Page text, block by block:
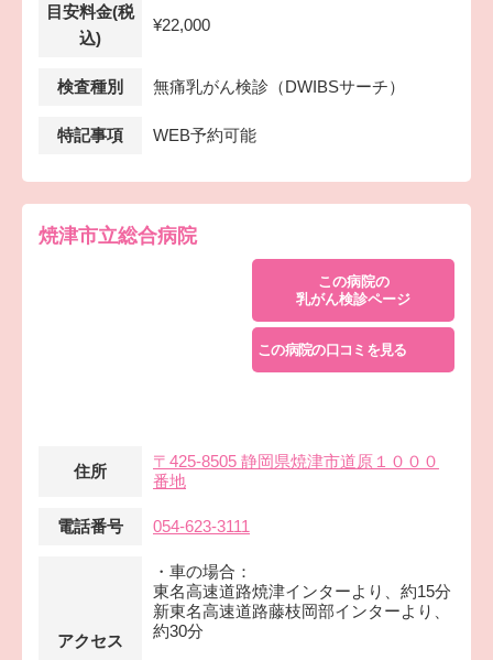
目安料金(税
込)
¥22,000
検査種別 無痛乳がん検診（DWIBSサーチ）
特記事項 WEB予約可能
焼津市立総合病院
この病院の
乳がん検診ページ
この病院の口コミを見る
住所
〒425-8505 静岡県焼津市道原１０００
番地
電話番号 054-623-3111
アクセス
・車の場合：
東名高速道路焼津インターより、約15分
新東名高速道路藤枝岡部インターより、
約30分